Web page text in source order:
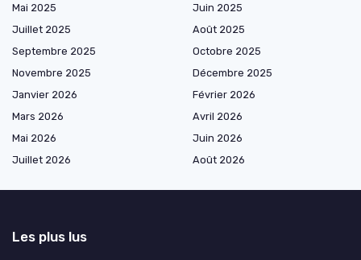
Mai 2025
Juin 2025
Juillet 2025
Août 2025
Septembre 2025
Octobre 2025
Novembre 2025
Décembre 2025
Janvier 2026
Février 2026
Mars 2026
Avril 2026
Mai 2026
Juin 2026
Juillet 2026
Août 2026
Les plus lus